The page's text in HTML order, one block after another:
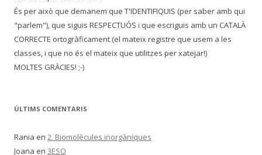
És per això que demanem que T'IDENTIFIQUIS (per saber amb qui
"parlem"), que siguis RESPECTUÓS i que escriguis amb un CATALÀ
CORRECTE ortogràficament (el mateix registre que usem a les
classes, i que no és el mateix que utilitzes per xatejar!)
MOLTES GRÀCIES! ;-)
ÚLTIMS COMENTARIS
Rania en 2. Biomolècules inorgàniques
Joana en 3ESO